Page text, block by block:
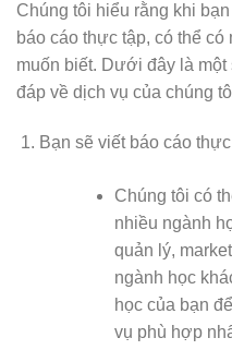
Chúng tôi hiểu rằng khi
báo cáo thực tập, có thể
muốn biết. Dưới đây là
đáp về dịch vụ của chúng
Bạn sẽ viết báo cáo
Chúng tôi có
nhiều ngành
quản lý,
ngành học
học của bạn
vụ phù hợp